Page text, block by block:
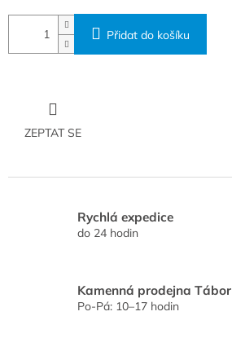
Přidat do košíku
ZEPTAT SE
Rychlá expedice
do 24 hodin
Kamenná prodejna Tábor
Po-Pá: 10–17 hodin